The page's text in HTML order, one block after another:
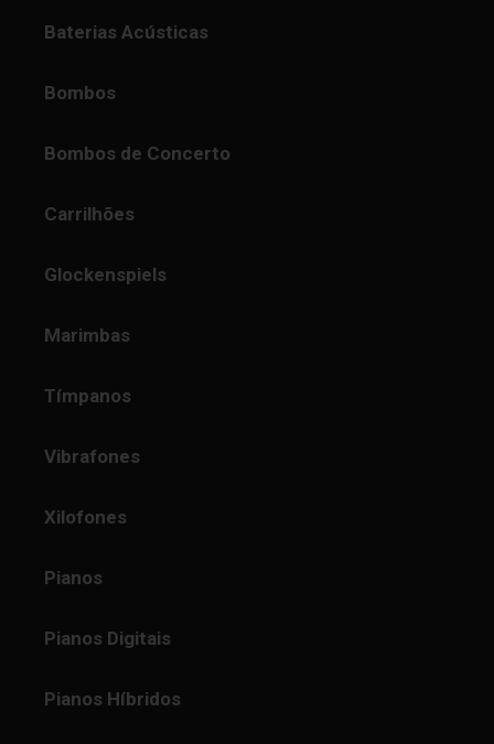
Baterias Acústicas
Bombos
Bombos de Concerto
Carrilhões
Glockenspiels
Marimbas
Tímpanos
Vibrafones
Xilofones
Pianos
Pianos Digitais
Pianos Híbridos